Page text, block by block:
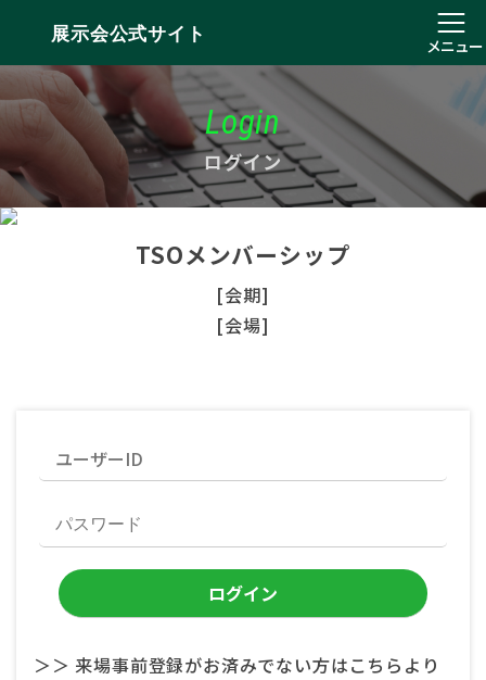
展示会公式サイト
メニュー
Login
ログイン
TSOメンバーシップ
[会期]
[会場]
＞＞ 来場事前登録がお済みでない方はこちらより